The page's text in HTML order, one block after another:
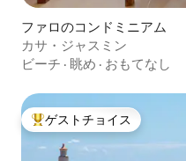
ファロのコンドミニアム
カサ・ジャスミン
ビーチ · 眺め · おもてなし
大好評のゲストチョイスで
ゲストチョイス